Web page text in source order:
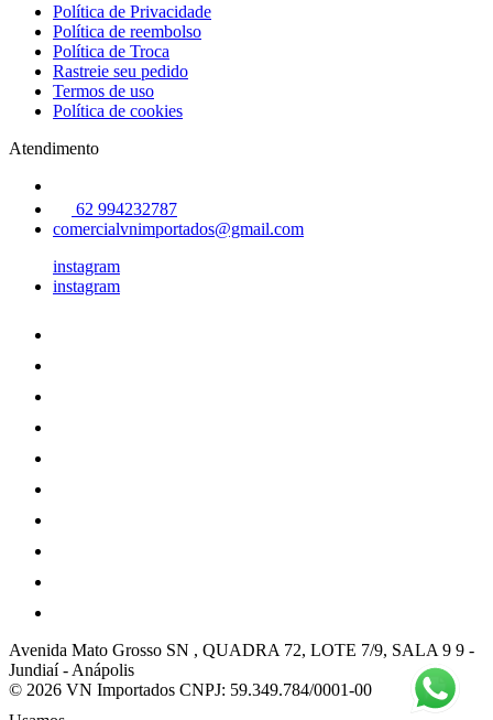
Política de Privacidade
Política de reembolso
Política de Troca
Rastreie seu pedido
Termos de uso
Política de cookies
Atendimento
62 994232787
comercialvnimportados@gmail.com
instagram
instagram
Avenida Mato Grosso SN , QUADRA 72, LOTE 7/9, SALA 9 9 -
Jundiaí - Anápolis
© 2026 VN Importados CNPJ: 59.349.784/0001-00